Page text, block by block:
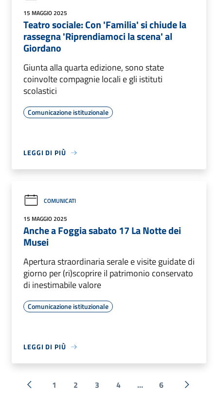
15 MAGGIO 2025
Teatro sociale: Con 'Familia' si chiude la
rassegna 'Riprendiamoci la scena' al
Giordano
Giunta alla quarta edizione, sono state
coinvolte compagnie locali e gli istituti
scolastici
Comunicazione istituzionale
LEGGI DI PIÙ
COMUNICATI
15 MAGGIO 2025
Anche a Foggia sabato 17 La Notte dei
Musei
Apertura straordinaria serale e visite guidate di
giorno per (ri)scoprire il patrimonio conservato
di inestimabile valore
Comunicazione istituzionale
LEGGI DI PIÙ
« Precedente
1 2 3 4 ... 6